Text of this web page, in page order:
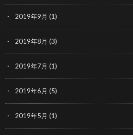
2019年9月 (1)
2019年8月 (3)
2019年7月 (1)
2019年6月 (5)
2019年5月 (1)